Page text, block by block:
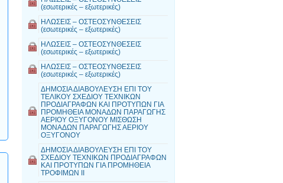
(εσωτερικές – εξωτερικές)
ΗΛΩΣΕΙΣ – ΟΣΤΕΟΣΥΝΘΕΣΕΙΣ
(εσωτερικές – εξωτερικές)
ΗΛΩΣΕΙΣ – ΟΣΤΕΟΣΥΝΘΕΣΕΙΣ
(εσωτερικές – εξωτερικές)
ΗΛΩΣΕΙΣ – ΟΣΤΕΟΣΥΝΘΕΣΕΙΣ
(εσωτερικές – εξωτερικές)
ΔΗΜΟΣΙΑ ΔΙΑΒΟΥΛΕΥΣΗ ΕΠΙ ΤΟΥ
ΤΕΛΙΚΟΥ ΣΧΕΔΙΟΥ ΤΕΧΝΙΚΩΝ
ΠΡΟΔΙΑΓΡΑΦΩΝ ΚΑΙ ΠΡΟΤΥΠΩΝ ΓΙΑ
ΠΡΟΜΗΘΕΙΑ ΜΟΝΑΔΩΝ ΠΑΡΑΓΩΓΗΣ
ΑΕΡΙΟΥ ΟΞΥΓΟΝΟΥ ΜΙΣΘΩΣΗ
ΜΟΝΑΔΩΝ ΠΑΡΑΓΩΓΗΣ ΑΕΡΙΟΥ
ΟΞΥΓΟΝΟΥ
ΔΗΜΟΣΙΑ ΔΙΑΒΟΥΛΕΥΣΗ ΕΠΙ ΤΟΥ
ΣΧΕΔΙΟΥ ΤΕΧΝΙΚΩΝ ΠΡΟΔΙΑΓΡΑΦΩΝ
ΚΑΙ ΠΡΟΤΥΠΩΝ ΓΙΑ ΠΡΟΜΗΘΕΙΑ
ΤΡΟΦΙΜΩΝ II